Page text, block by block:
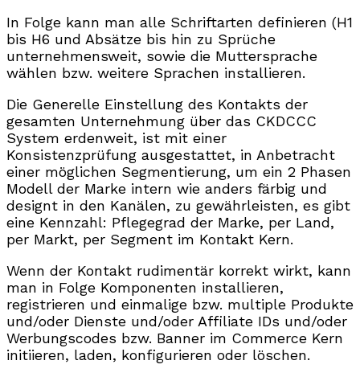
In Folge kann man alle Schriftarten definieren (H1
bis H6 und Absätze bis hin zu Sprüche
unternehmensweit, sowie die Muttersprache
wählen bzw. weitere Sprachen installieren.
Die Generelle Einstellung des Kontakts der
gesamten Unternehmung über das CKDCCC
System erdenweit, ist mit einer
Konsistenzprüfung ausgestattet, in Anbetracht
einer möglichen Segmentierung, um ein 2 Phasen
Modell der Marke intern wie anders färbig und
designt in den Kanälen, zu gewährleisten, es gibt
eine Kennzahl: Pflegegrad der Marke, per Land,
per Markt, per Segment im Kontakt Kern.
Wenn der Kontakt rudimentär korrekt wirkt, kann
man in Folge Komponenten installieren,
registrieren und einmalige bzw. multiple Produkte
und/oder Dienste und/oder Affiliate IDs und/oder
Werbungscodes bzw. Banner im Commerce Kern
initiieren, laden, konfigurieren oder löschen.